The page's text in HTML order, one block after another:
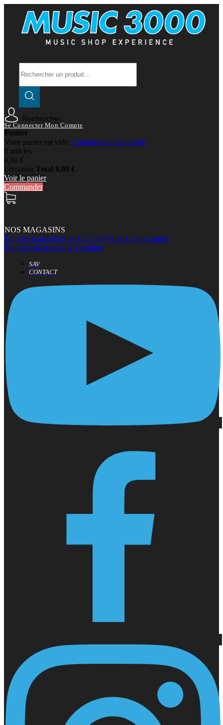
Rechercher
Se Connecter Mon Compte
Panier
Votre panier est vide. Commencer mes achats
0 articles
0,00 €
Livraison Total 0,00 €
Voir le panier
Commander
NOS MAGASINS
Tous les magasinsNice Cap 3000Nice CentreCannes
TourradesMarseille la Valentine
SAV
CONTACT